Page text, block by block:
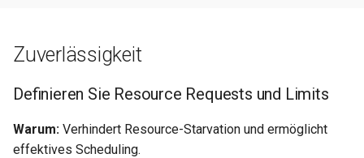
Zuverlässigkeit
Definieren Sie Resource Requests und Limits
Warum: Verhindert Resource-Starvation und ermöglicht
effektives Scheduling.